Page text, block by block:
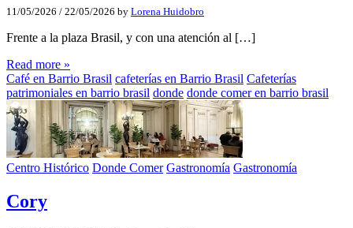
11/05/2026 / 22/05/2026 by Lorena Huidobro
Frente a la plaza Brasil, y con una atención al […]
Read more »
Café en Barrio Brasil cafeterías en Barrio Brasil Cafeterías
patrimoniales en barrio brasil donde donde comer en barrio brasil
Centro Histórico Donde Comer Gastronomía Gastronomía
Cory